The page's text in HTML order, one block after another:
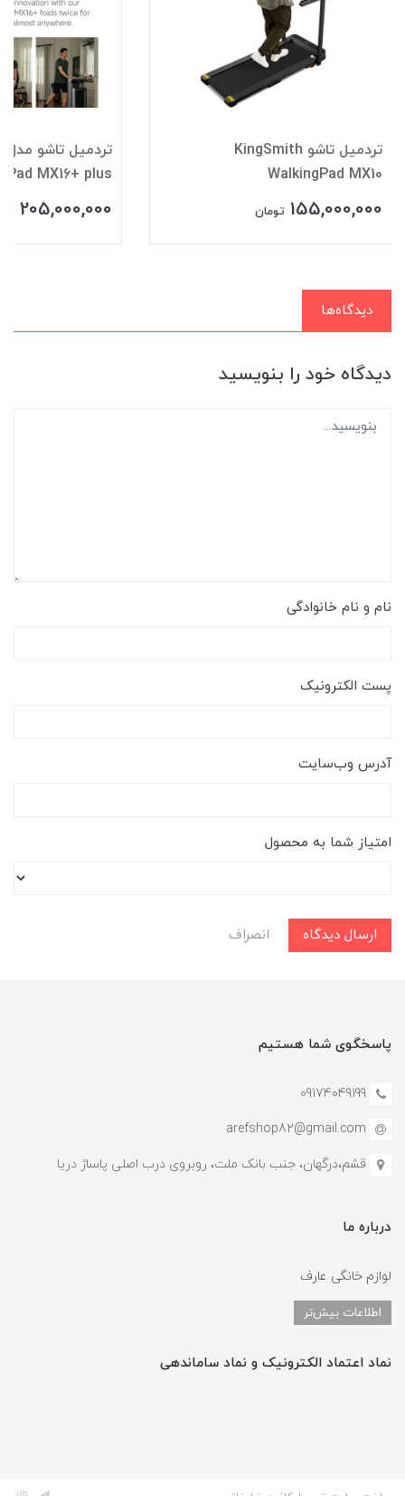
تردمیل تاشو KingSmith
WalkingPad MX10
155,000,000 تومان
MX16+ plus
205,000,000
دیدگاه‌ها
دیدگاه خود را بنویسید
نام و نام خانوادگی
پست الکترونیک
آدرس وب‌سایت
امتیاز شما به محصول
ارسال دیدگاه انصراف
پاسخگوی شما هستیم
09174049199
arefshop82@gmail.com
قشم،درگهان، جنب بانک ملت، روبروی درب اصلی پاساژ دریا
درباره ما
لوازم خانگی عارف
اطلاعات بیش‌تر
نماد اعتماد الکترونیک و نماد ساماندهی